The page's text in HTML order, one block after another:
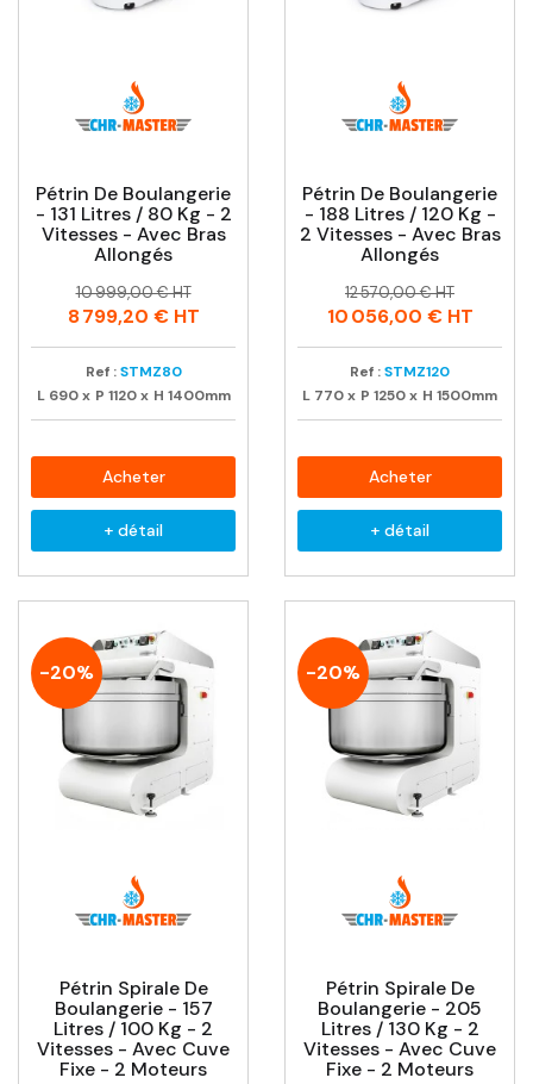
Pétrin De Boulangerie
- 131 Litres / 80 Kg - 2
Vitesses - Avec Bras
Allongés
Prix
Prix
habituel
10 999,00 € HT
8 799,20 €HT
Ref : STMZ80
L 690 x P 1120 x H 1400mm
Acheter
+ détail
Pétrin De Boulangerie
- 188 Litres / 120 Kg -
2 Vitesses - Avec Bras
Allongés
Prix
Prix
habituel
12 570,00 € HT
10 056,00 €HT
Ref :STMZ120
L 770x P 1250x H 1500mm
Acheter
+ détail
-20%
Pétrin Spirale De
Boulangerie - 157
Litres / 100 Kg - 2
Vitesses - Avec Cuve
Fixe - 2 Moteurs
-20%
Pétrin Spirale De
Boulangerie - 205
Litres / 130 Kg - 2
Vitesses - Avec Cuve
Fixe - 2 Moteurs